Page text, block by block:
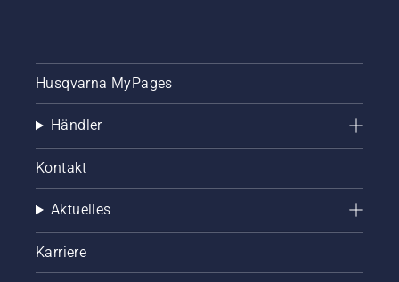
entwickelt
wurden.
Sie hilft
Möglichkeiten
Husqvarna MyPages
Händler
Kontakt
Aktuelles
Karriere